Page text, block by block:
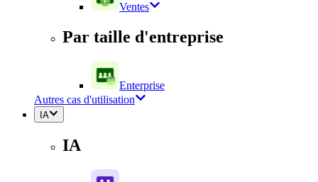
Ventes
Par taille d'entreprise
Enterprise
Autres cas d'utilisation
IA
IA